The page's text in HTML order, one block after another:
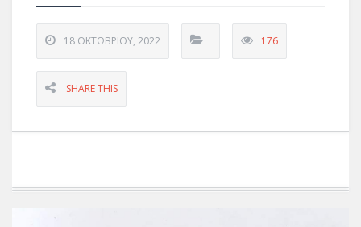
18 ΟΚΤΩΒΡΊΟΥ, 2022 176
SHARE THIS